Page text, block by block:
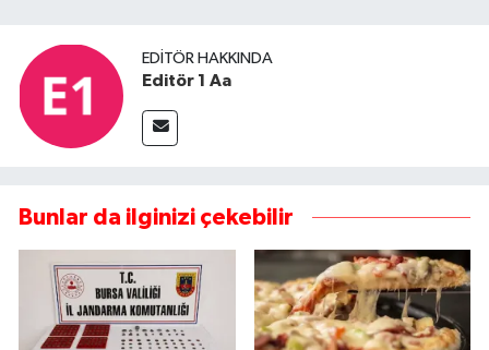
EDITÖR HAKKINDA
Editör 1 Aa
Bunlar da ilginizi çekebilir